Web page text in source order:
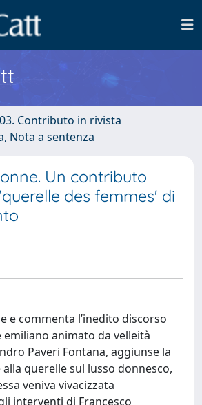
03. Contributo in rivista
Nota a sentenza
Un contributo
des femmes' di
e commenta l’inedito discorso
animato da velleità
Paveri Fontana, aggiunse la
querelle sul lusso donnesco,
veniva vivacizzata
interventi di Francesco